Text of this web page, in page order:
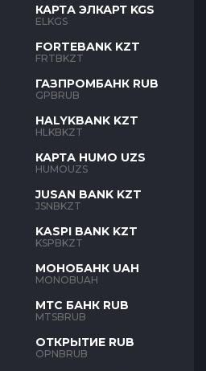
КАРТА ЭЛКАРТ KGS
ELKGS
FORTEBANK KZT
FRTBKZT
ГАЗПРОМБАНК RUB
GPBRUB
HALYKBANK KZT
HLKBKZT
КАРТА HUMO UZS
HUMOUZS
JUSAN BANK KZT
JSNBKZT
KASPI BANK KZT
KSPBKZT
МОНОБАНК UAH
MONOBUAH
МТС БАНК RUB
MTSBRUB
ОТКРЫТИЕ RUB
OPNBRUB